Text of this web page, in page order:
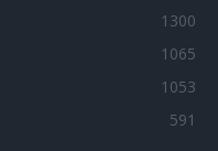
1300
1065
1053
591